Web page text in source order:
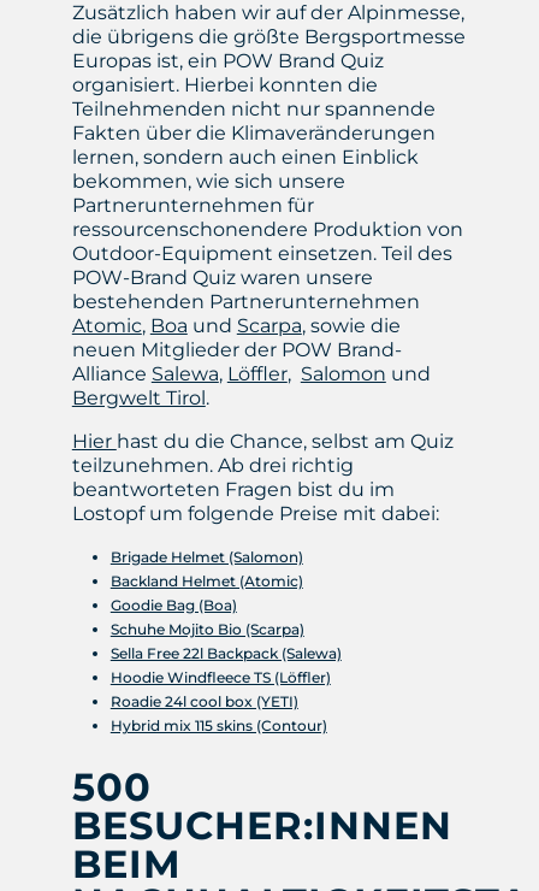
Zusätzlich haben wir auf der Alpinmesse,
die übrigens die größte Bergsportmesse
Europas ist, ein POW Brand Quiz
organisiert. Hierbei konnten die
Teilnehmenden nicht nur spannende
Fakten über die Klimaveränderungen
lernen, sondern auch einen Einblick
bekommen, wie sich unsere
Partnerunternehmen für
ressourcenschonendere Produktion von
Outdoor-Equipment einsetzen. Teil des
POW-Brand Quiz waren unsere
bestehenden Partnerunternehmen
Atomic, Boa und Scarpa, sowie die
neuen Mitglieder der POW Brand-
Alliance Salewa, Löffler, Salomon und
Bergwelt Tirol .
Hier hast du die Chance, selbst am Quiz
teilzunehmen. Ab drei richtig
beantworteten Fragen bist du im
Lostopf um folgende Preise mit dabei:
Brigade Helmet (Salomon)
Backland Helmet (Atomic)
Goodie Bag (Boa)
Schuhe Mojito Bio (Scarpa)
Sella Free 22l Backpack (Salewa)
Hoodie Windfleece TS (Löffler)
Roadie 24l cool box (YETI)
Hybrid mix 115 skins (Contour)
500
BESUCHER:INNEN
BEIM